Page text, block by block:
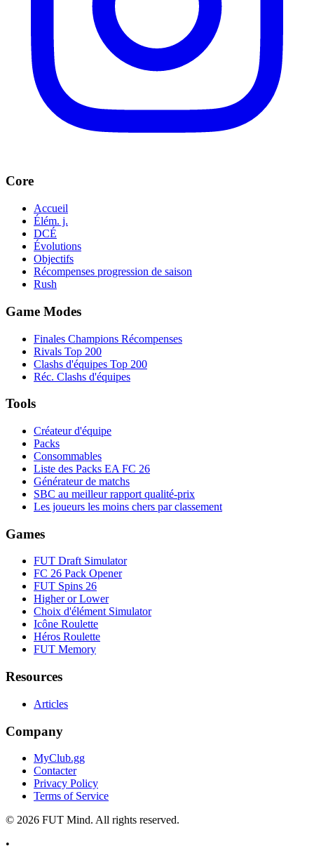
Core
Accueil
Élém. j.
DCÉ
Évolutions
Objectifs
Récompenses progression de saison
Rush
Game Modes
Finales Champions Récompenses
Rivals Top 200
Clashs d'équipes Top 200
Réc. Clashs d'équipes
Tools
Créateur d'équipe
Packs
Consommables
Liste des Packs EA FC 26
Générateur de matchs
SBC au meilleur rapport qualité-prix
Les joueurs les moins chers par classement
Games
FUT Draft Simulator
FC 26 Pack Opener
FUT Spins 26
Higher or Lower
Choix d'élément Simulator
Icône Roulette
Héros Roulette
FUT Memory
Resources
Articles
Company
MyClub.gg
Contacter
Privacy Policy
Terms of Service
© 2026 FUT Mind. All rights reserved.
•